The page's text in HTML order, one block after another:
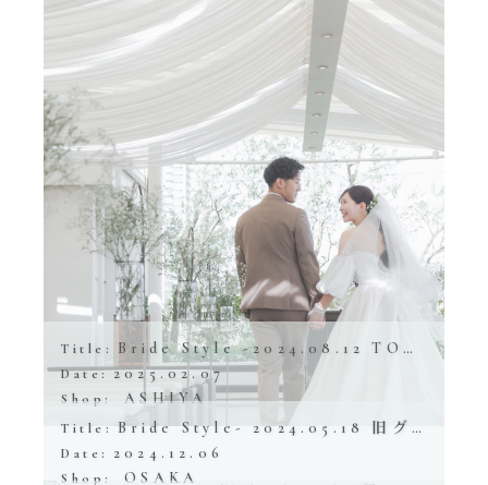
Title: Bride Style -2024.08.12 TOAST
Date: 2025.02.07
Shop: ASHIYA
Title: Bride Style- 2024.05.18 旧グッゲンハイム邸
Date: 2024.12.06
Shop: OSAKA